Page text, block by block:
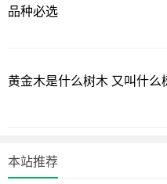
松、肥沃且透气性好，可以
沙，并且在种植之前将植
石斛快速生根发芽
要想石斛快速生根发芽
在植料层上，再放一些植料
品种必选
黄金木是什么树木 又叫什么
本站推荐